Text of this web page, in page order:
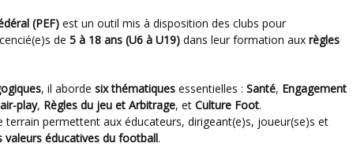
(PEF) est un outil mis à disposition des clubs pour
de 5 à 18 ans (U6 à U19) dans leur formation aux règles
, il aborde six thématiques essentielles : Santé, Engagement
play, Règles du jeu et Arbitrage, et Culture Foot.
terrain permettent aux éducateurs, dirigeant(e)s, joueur(se)s et
valeurs éducatives du football.